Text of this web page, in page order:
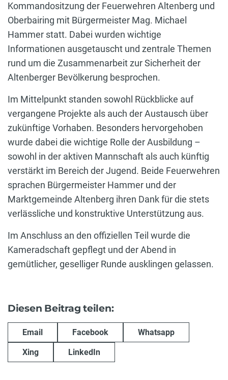
Kommandositzung der Feuerwehren Altenberg und
Oberbairing mit Bürgermeister Mag. Michael
Hammer statt. Dabei wurden wichtige
Informationen ausgetauscht und zentrale Themen
rund um die Zusammenarbeit zur Sicherheit der
Altenberger Bevölkerung besprochen.
Im Mittelpunkt standen sowohl Rückblicke auf
vergangene Projekte als auch der Austausch über
zukünftige Vorhaben. Besonders hervorgehoben
wurde dabei die wichtige Rolle der Ausbildung –
sowohl in der aktiven Mannschaft als auch künftig
verstärkt im Bereich der Jugend. Beide Feuerwehren
sprachen Bürgermeister Hammer und der
Marktgemeinde Altenberg ihren Dank für die stets
verlässliche und konstruktive Unterstützung aus.
Im Anschluss an den offiziellen Teil wurde die
Kameradschaft gepflegt und der Abend in
gemütlicher, geselliger Runde ausklingen gelassen.
Diesen Beitrag teilen:
Email Facebook Whatsapp
Xing LinkedIn